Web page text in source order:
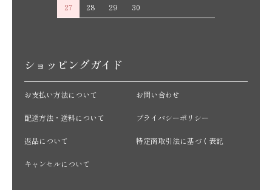
27
28 29 30
ショッピングガイド
お支払い方法について
配送方法・送料について
返品について
キャンセルについて
お問い合わせ
プライバシーポリシー
特定商取引法に基づく表記